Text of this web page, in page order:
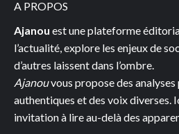
A PROPOS
Ajanou est une plateforme
l’actualité, explore les enjeux de
d’autres laissent dans l’ombre.
Ajanouvous propose des
authentiques et des voix diverses.
invitation à lire au-delà des